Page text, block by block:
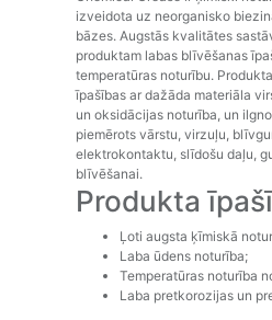
izveidota uz neorganisko
bāzes. Augstās kvalitātes
produktam labas blīvēšanas
temperatūras noturību.
īpašības ar dažāda materiāla
un oksidācijas noturība, un
piemērots vārstu, virzuļu,
elektrokontaktu, slīdošu daļu,
blīvēšanai.
Produkta
Ļoti augsta ķīmiskā
Laba ūdens noturība;
Temperatūras noturība
Laba pretkorozijas un